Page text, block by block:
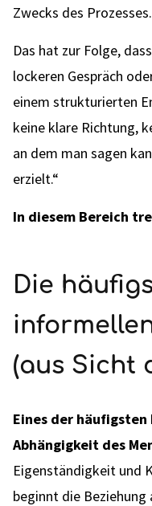
Zwecks des Prozesses.
Das hat zur Folge,
lockeren Gespräch
einem strukturierten
keine klare Richtung,
an dem man sagen
erzielt.“
In diesem Bereich
Die
(aus Sicht
Eines der
Abhängigkeit des
Eigenständigkeit und
beginnt die